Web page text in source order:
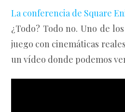
La conferencia de Square
¿Todo? Todo no. Uno de
juego con cinemáticas
un vídeo donde podemos